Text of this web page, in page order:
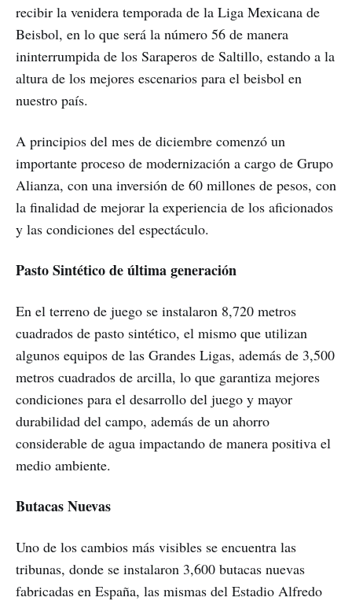
recibir la venidera temporada de la Liga Mexicana de
Beisbol, en lo que será la número 56 de manera
ininterrumpida de los Saraperos de Saltillo, estando a la
altura de los mejores escenarios para el beisbol en
nuestro país.
A principios del mes de diciembre comenzó un
importante proceso de modernización a cargo de Grupo
Alianza, con una inversión de 60 millones de pesos, con
la finalidad de mejorar la experiencia de los aficionados
y las condiciones del espectáculo.
Pasto Sintético de última generación
En el terreno de juego se instalaron 8,720 metros
cuadrados de pasto sintético, el mismo que utilizan
algunos equipos de las Grandes Ligas, además de 3,500
metros cuadrados de arcilla, lo que garantiza mejores
condiciones para el desarrollo del juego y mayor
durabilidad del campo, además de un ahorro
considerable de agua impactando de manera positiva el
medio ambiente.
Butacas Nuevas
Uno de los cambios más visibles se encuentra las
tribunas, donde se instalaron 3,600 butacas nuevas
fabricadas en España, las mismas del Estadio Alfredo